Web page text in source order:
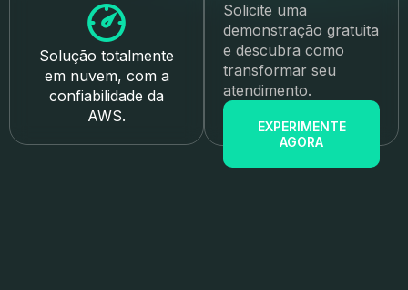
Solicite uma
demonstração gratuita
e descubra como
transformar seu
atendimento.
EXPERIMENTE
AGORA
Solução totalmente
em nuvem, com a
confiabilidade da
AWS.